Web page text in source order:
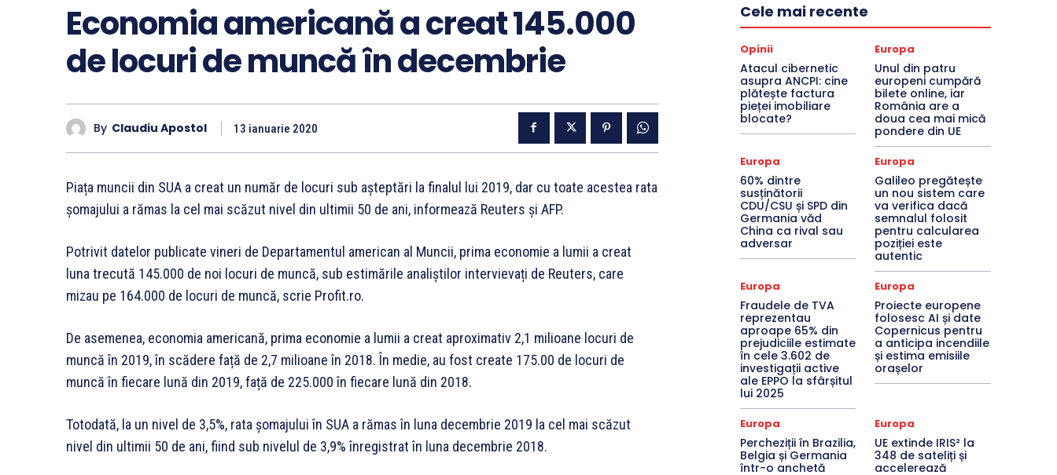
Economia americană a creat 145.000
de locuri de muncă în decembrie
By Claudiu Apostol 13 ianuarie 2020
Piața muncii din SUA a creat un număr de locuri sub așteptări la finalul lui 2019, dar cu toate acestea rata
șomajului a rămas la cel mai scăzut nivel din ultimii 50 de ani, informează Reuters și AFP.
Potrivit datelor publicate vineri de Departamentul american al Muncii, prima economie a lumii a creat
luna trecută 145.000 de noi locuri de muncă, sub estimările analiștilor intervievați de Reuters, care
mizau pe 164.000 de locuri de muncă, scrie Profit.ro.
De asemenea, economia americană, prima economie a lumii a creat aproximativ 2,1 milioane locuri de
muncă în 2019, în scădere față de 2,7 milioane în 2018. În medie, au fost create 175.00 de locuri de
muncă în fiecare lună din 2019, față de 225.000 în fiecare lună din 2018.
Totodată, la un nivel de 3,5%, rata șomajului în SUA a rămas în luna decembrie 2019 la cel mai scăzut
nivel din ultimii 50 de ani, fiind sub nivelul de 3,9% înregistrat în luna decembrie 2018.
Cele mai recente
Opinii
Atacul cibernetic
asupra ANCPI: cine
plătește factura
pieței imobiliare
blocate?
Europa
Unul din patru
europeni cumpără
bilete online, iar
România are a
doua cea mai mică
pondere din UE
Europa
60% dintre
susținătorii
CDU/CSU și SPD din
Germania văd
China ca rival sau
adversar
Europa
Galileo pregătește
un nou sistem care
va verifica dacă
semnalul folosit
pentru calcularea
poziției este
autentic
Europa
Fraudele de TVA
reprezentau
aproape 65% din
prejudiciile estimate
în cele 3.602 de
investigații active
ale EPPO la sfârșitul
lui 2025
Europa
Proiecte europene
folosesc AI și date
Copernicus pentru
a anticipa incendiile
și estima emisiile
orașelor
Europa
Percheziții în Brazilia,
Belgia și Germania
într-o anchetă
Europa
UE extinde IRIS² la
348 de sateliți și
accelerează